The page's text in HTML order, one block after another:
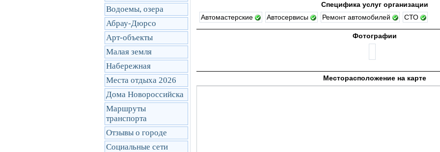
Водоемы, озера
Абрау-Дюрсо
Арт-объекты
Малая земля
Набережная
Места отдыха 2026
Дома Новороссийска
Маршруты
транcпорта
Отзывы о городе
Социальные сети
Специфика услуг организации
Автомастерские
Автосервисы Ремонт автомобилей СТО
Фотографии
Месторасположение на карте